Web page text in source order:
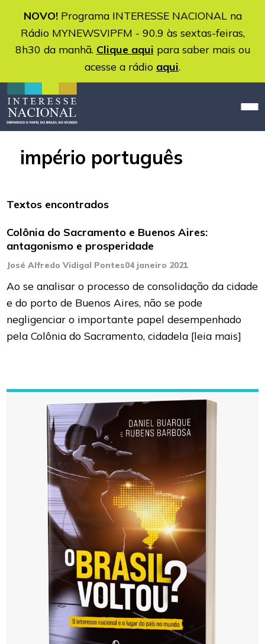
NOVO!Programa INTERESSE NACIONAL na
Rádio MYNEWSVIPFM - 90.9 às sextas-feiras,
8h30 da manhã. Clique aqui para saber mais ou
acesse a rádio aqui.
império português
Textos encontrados
Colônia do Sacramento e Buenos Aires:
antagonismo e prosperidade
José Alfredo Vidigal Pontes04 janeiro 2021
Ao se analisar o processo de consolidação da cidade
e do porto de Buenos Aires, não se pode
negligenciar o importante papel desempenhado
pela Colônia do Sacramento, cidadela [leia mais]